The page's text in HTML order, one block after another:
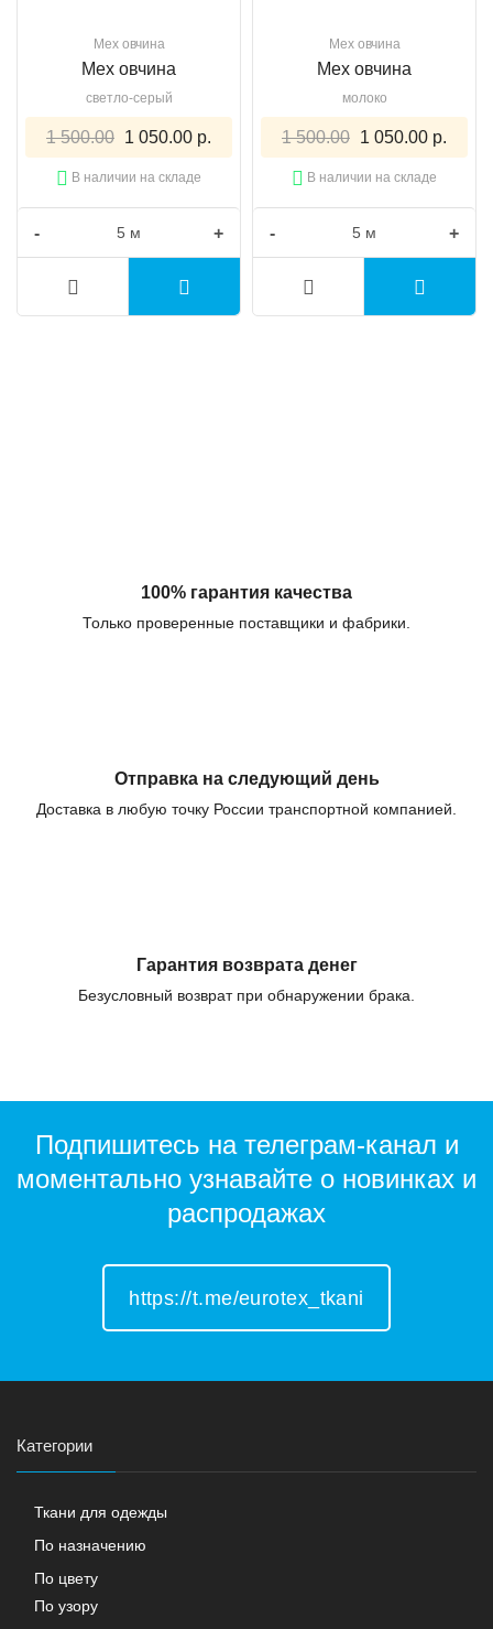
Мех овчина
Мех овчина
светло-серый
1 500.00 1 050.00 р.
В наличии на складе
- +
Мех овчина
Мех овчина
молоко
1 500.00 1 050.00 р.
В наличии на складе
- +
100% гарантия качества
Только проверенные поставщики и фабрики.
Отправка на следующий день
Доставка в любую точку России транспортной компанией.
Гарантия возврата денег
Безусловный возврат при обнаружении брака.
Подпишитесь на телеграм-канал и
моментально узнавайте о новинках и
распродажах
https://t.me/eurotex_tkani
Категории
Ткани для одежды
По назначению
По цвету
По узору